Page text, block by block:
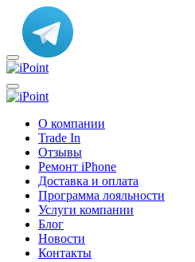
О компании
Trade In
Отзывы
Ремонт iPhone
Доставка и оплата
Программа лояльности
Услуги компании
Блог
Новости
Контакты